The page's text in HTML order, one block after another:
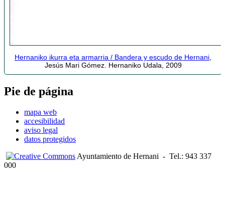
Hernaniko ikurra eta armarria / Bandera y escudo de Hernani
Jesús Mari Gómez. Hernaniko Udala, 2009
Pie de página
mapa web
accesibilidad
aviso legal
datos protegidos
Ayuntamiento de Hernani - Tel.: 943 337
000